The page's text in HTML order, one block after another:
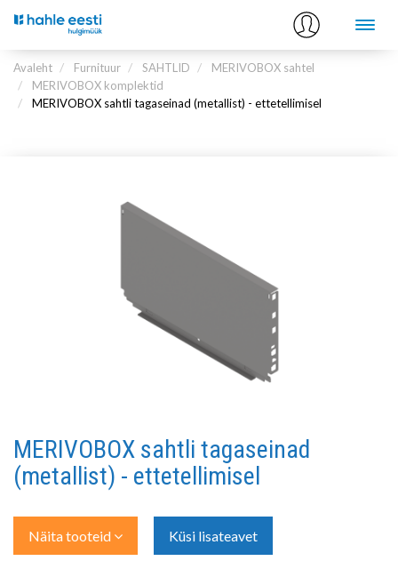
Avaleht Furnituur SAHTLID
MERIVOBOX sahtel
MERIVOBOX komplektid
MERIVOBOX sahtli tagaseinad (metallist) - ettetellimisel
MERIVOBOX sahtli tagaseinad
(metallist) - ettetellimisel
Näita tooteid Küsi lisateavet